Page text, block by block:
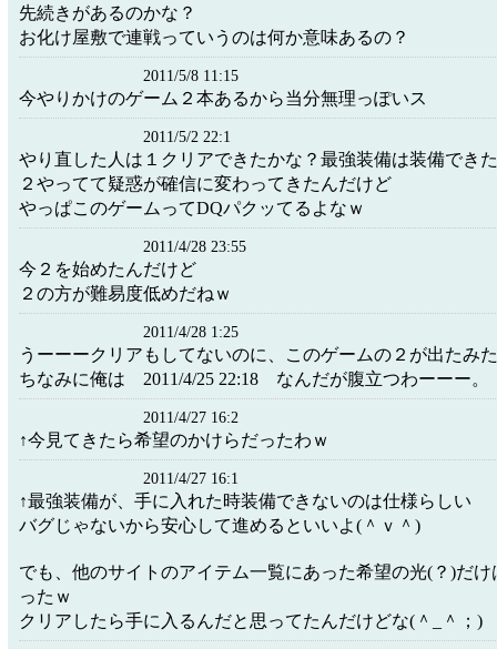
先続きがあるのかな？
お化け屋敷で連戦っていうのは何か意味あるの？
2011/5/8 11:15
今やりかけのゲーム２本あるから当分無理っぽいス
2011/5/2 22:1
やり直した人は１クリアできたかな？最強装備は装備でき
２やってて疑惑が確信に変わってきたんだけど
やっぱこのゲームってDQパクッてるよなｗ
2011/4/28 23:55
今２を始めたんだけど
２の方が難易度低めだねｗ
2011/4/28 1:25
うーーークリアもしてないのに、このゲームの２が出たみ
ちなみに俺は 2011/4/25 22:18 なんだが腹立つわーーー。
2011/4/27 16:2
↑今見てきたら希望のかけらだったわｗ
2011/4/27 16:1
↑最強装備が、手に入れた時装備できないのは仕様らしい
バグじゃないから安心して進めるといいよ(＾ｖ＾)
でも、他のサイトのアイテム一覧にあった希望の光(？)だ
ったｗ
クリアしたら手に入るんだと思ってたんだけどな(＾_＾；)